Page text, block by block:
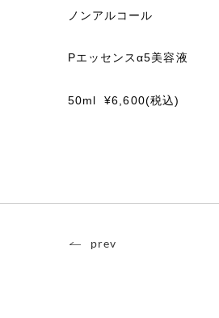
ノンアルコール
Pエッセンスα5美容液
50ml ¥6,600(税込)
prev